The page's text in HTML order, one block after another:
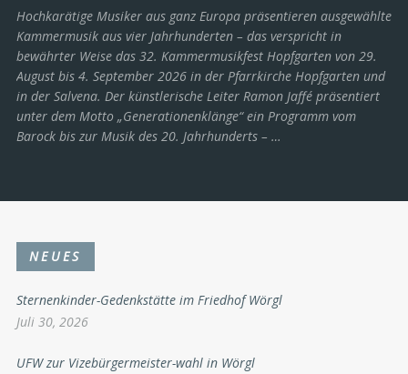
Hochkarätige Musiker aus ganz Europa präsentieren ausgewählte
Kammermusik aus vier Jahrhunderten – das verspricht in
bewährter Weise das 32. Kammermusikfest Hopfgarten von 29.
August bis 4. September 2026 in der Pfarrkirche Hopfgarten und
in der Salvena. Der künstlerische Leiter Ramon Jaffé präsentiert
unter dem Motto „Generationenklänge“ ein Programm vom
Barock bis zur Musik des 20. Jahrhunderts ­– …
NEUES
Sternenkinder-Gedenkstätte im Friedhof Wörgl
Juli 30, 2026
UFW zur Vizebürgermeister-wahl in Wörgl